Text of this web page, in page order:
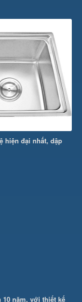
hiện đại nhất, dập
năm, với thiết kế